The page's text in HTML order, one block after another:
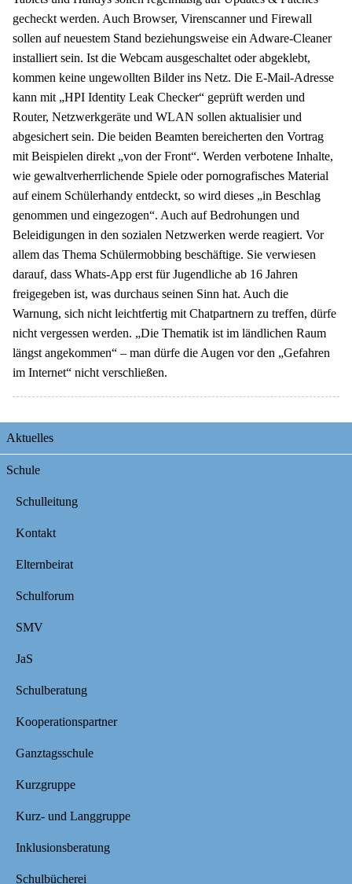
gecheckt werden. Auch Browser, Virenscanner und Firewall
sollen auf neuestem Stand beziehungsweise ein Adware-Cleaner
installiert sein. Ist die Webcam ausgeschaltet oder abgeklebt,
kommen keine ungewollten Bilder ins Netz. Die E-Mail-Adresse
kann mit „HPI Identity Leak Checker“ geprüft werden und
Router, Netzwerkgeräte und WLAN sollen aktualisier und
abgesichert sein. Die beiden Beamten bereicherten den Vortrag
mit Beispielen direkt „von der Front“. Werden verbotene Inhalte,
wie gewaltverherrlichende Spiele oder pornografisches Material
auf einem Schülerhandy entdeckt, so wird dieses „in Beschlag
genommen und eingezogen“. Auch auf Bedrohungen und
Beleidigungen in den sozialen Netzwerken werde reagiert. Vor
allem das Thema Schülermobbing beschäftige. Sie verwiesen
darauf, dass Whats-App erst für Jugendliche ab 16 Jahren
freigegeben ist, was durchaus seinen Sinn hat. Auch die
Warnung, sich nicht leichtfertig mit Chatpartnern zu treffen, dürfe
nicht vergessen werden. „Die Thematik ist im ländlichen Raum
längst angekommen“ – man dürfe die Augen vor den „Gefahren
im Internet“ nicht verschließen.
Navigation
Aktuelles
Schule
Schulleitung
Kontakt
Elternbeirat
Schulforum
SMV
JaS
Schulberatung
Kooperationspartner
Ganztagsschule
Kurzgruppe
Kurz- und Langgruppe
Inklusionsberatung
Schulbücherei